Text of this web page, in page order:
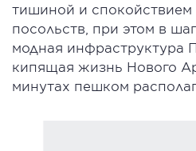
тишиной и
посольств, при этом в
модная инфраструктура
кипящая жизнь Нового
минутах пешком